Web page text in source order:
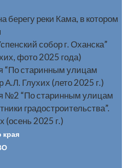
берегу реки Кама, в котором
собор г. Оханска”
фото 2025 года)
“По старинным улицам
А.Л. Глухих (лето 2025 г.)
№2 “По старинным улицам
градостроительства”.
(осень 2025 г.)
края